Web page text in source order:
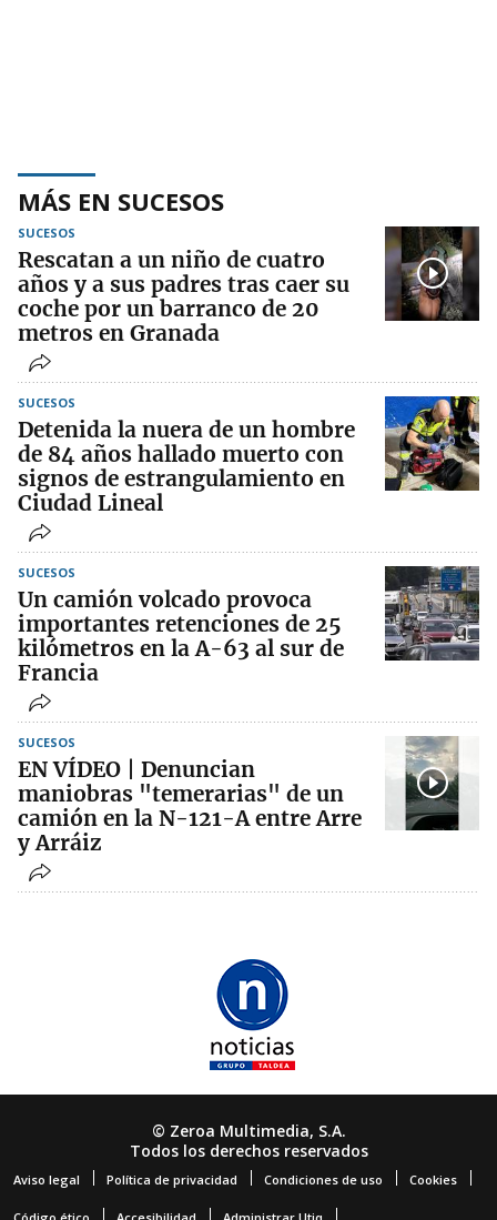
MÁS EN SUCESOS
SUCESOS
Rescatan a un niño de cuatro
años y a sus padres tras caer su
coche por un barranco de 20
metros en Granada
SUCESOS
Detenida la nuera de un hombre
de 84 años hallado muerto con
signos de estrangulamiento en
Ciudad Lineal
SUCESOS
Un camión volcado provoca
importantes retenciones de 25
kilómetros en la A-63 al sur de
Francia
SUCESOS
EN VÍDEO | Denuncian
maniobras "temerarias" de un
camión en la N-121-A entre Arre
y Arráiz
© Zeroa Multimedia, S.A.
Todos los derechos reservados
Aviso legal Política de privacidad Condiciones de uso Cookies